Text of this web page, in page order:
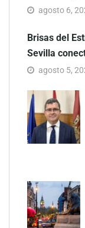
agosto 6,
Brisas del
Sevilla
agosto 5,